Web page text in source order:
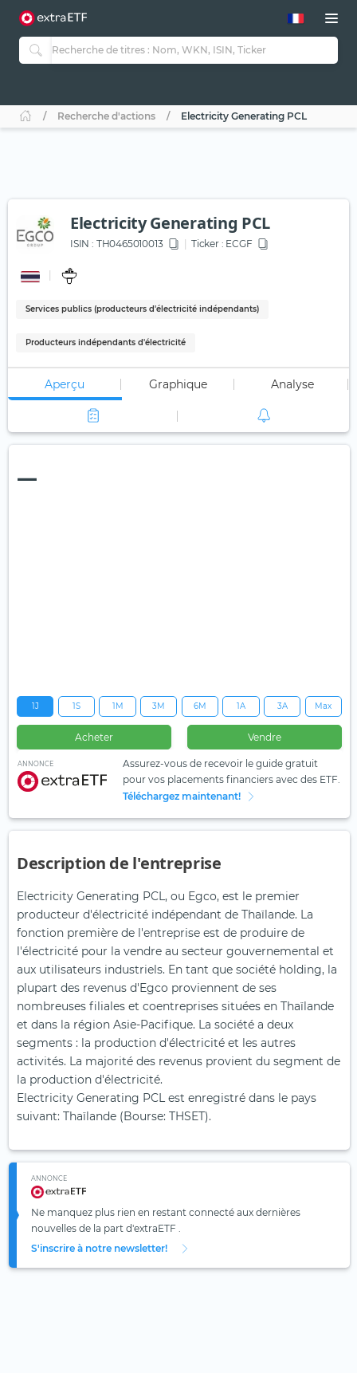
Recherche d'actions Electricity Generating PCL
Electricity Generating PCL
ISIN : TH0465010013 Ticker : ECGF
Services publics (producteurs d'électricité indépendants)
Producteurs indépendants d'électricité
Aperçu Graphique Analyse
—
1J 1S 1M 3M 6M 1A 3A Max
Acheter Vendre
ANNONCE
Assurez-vous de recevoir le guide gratuit
pour vos placements financiers avec des ETF.
Téléchargez maintenant!
Description de l'entreprise
Electricity Generating PCL, ou Egco, est le premier
producteur d'électricité indépendant de Thaïlande. La
fonction première de l'entreprise est de produire de
l'électricité pour la vendre au secteur gouvernemental et
aux utilisateurs industriels. En tant que société holding, la
plupart des revenus d'Egco proviennent de ses
nombreuses filiales et coentreprises situées en Thaïlande
et dans la région Asie-Pacifique. La société a deux
segments : la production d'électricité et les autres
activités. La majorité des revenus provient du segment de
la production d'électricité.
Electricity Generating PCL est enregistré dans le pays
suivant: Thaïlande (Bourse: THSET).
ANNONCE
Ne manquez plus rien en restant connecté aux dernières
nouvelles de la part d'extraETF .
S'inscrire à notre newsletter!